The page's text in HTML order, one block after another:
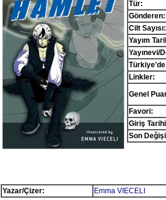
Tür:
Gönderen:
Cilt Sayısı:
Yayım
Yayınevi/
Linkler:
Genel
Favori:
Giriş
Son
Yazar/Çizer: Emma VIECELI